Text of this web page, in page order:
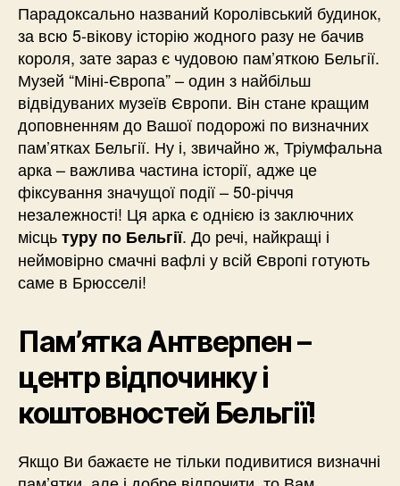
Парадоксально названий Королівський будинок,
за всю 5-вікову історію жодного разу не бачив
короля, зате зараз є чудовою пам’яткою Бельгії.
Музей “Міні-Європа” – один з найбільш
відвідуваних музеїв Європи. Він стане кращим
доповненням до Вашої подорожі по визначних
пам’ятках Бельгії. Ну і, звичайно ж, Тріумфальна
арка – важлива частина історії, адже це
фіксування значущої події – 50-річчя
незалежності! Ця арка є однією із заключних
місцьтуру по Бельгії. До речі, найкращі і
неймовірно смачні вафлі у всій Європі готують
саме в Брюсселі!
Пам’ятка Антверпен –
центр відпочинку і
коштовностей Бельгії!
Якщо Ви бажаєте не тільки подивитися визначні